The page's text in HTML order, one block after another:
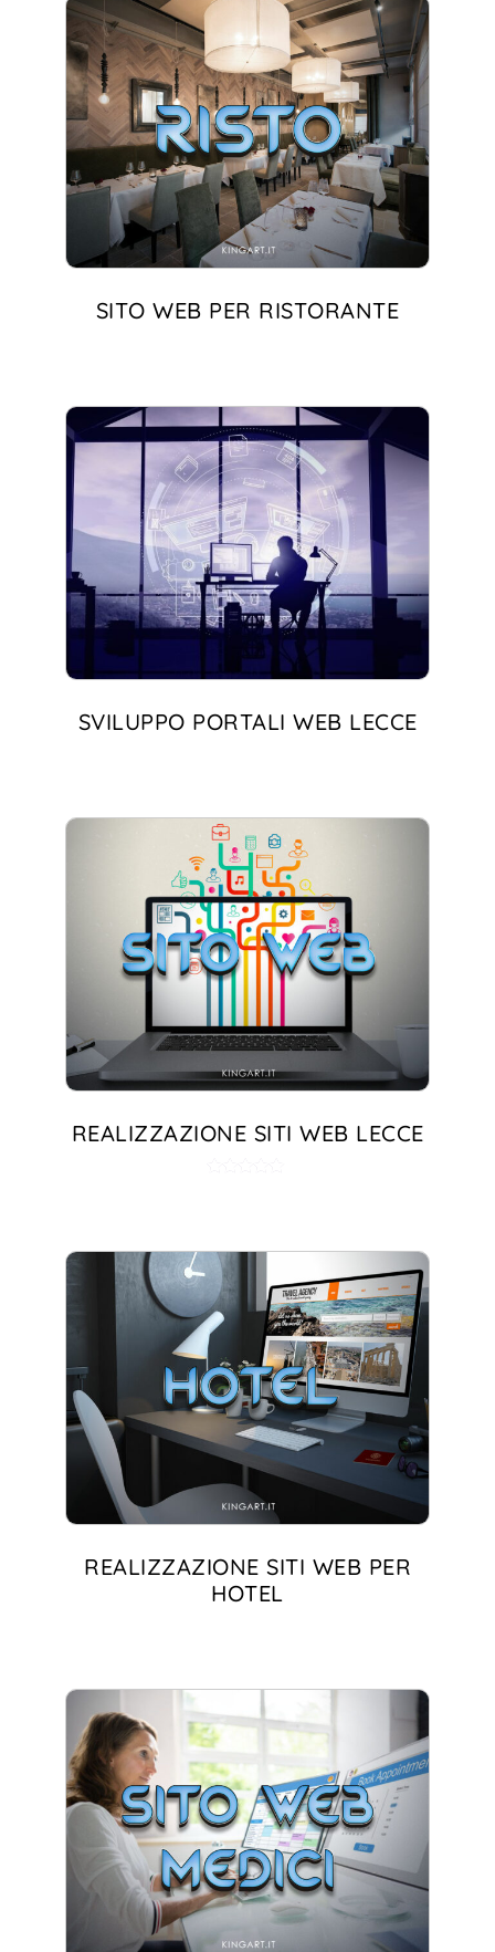
SITO WEB PER RISTORANTE
SVILUPPO PORTALI WEB LECCE
REALIZZAZIONE SITI WEB LECCE
REALIZZAZIONE SITI WEB PER
HOTEL